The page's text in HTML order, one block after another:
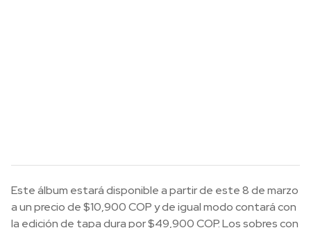
Este álbum estará disponible a partir de este 8 de marzo
a un precio de $10,900 COP y de igual modo contará con
la edición de tapa dura por $49,900 COP. Los sobres con